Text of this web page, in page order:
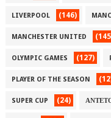
LIVERPOOL (146)
MANCHESTER UNITED
OLYMPIC GAMES (127)
PLAYER OF THE SEASON
SUPER CUP (24)